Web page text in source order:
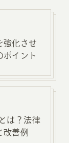
強化させ
ポイント
は？法律
善例